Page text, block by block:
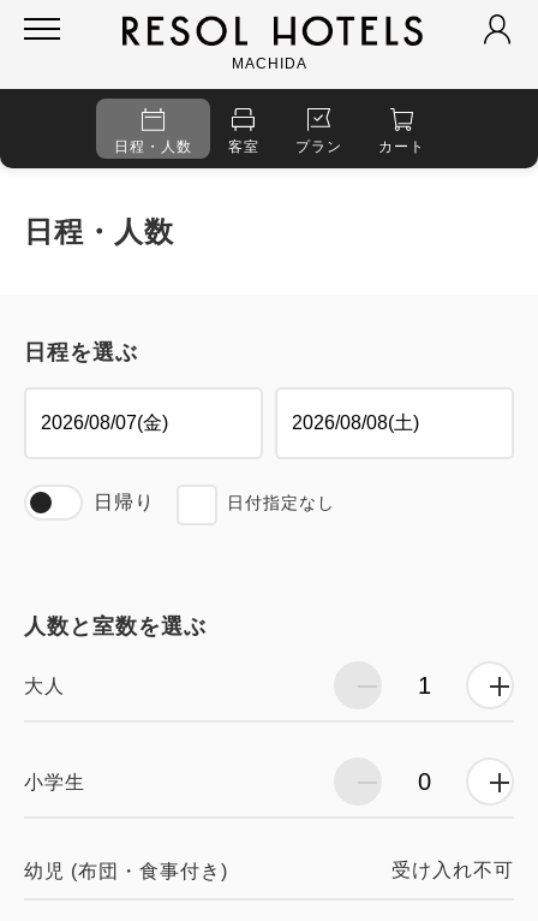
MACHIDA
日程・人数 客室 プラン カート
日程・人数
日程を選ぶ
日帰り 日付指定なし
人数と室数を選ぶ
大人
小学生
幼児 (布団・食事付き) 受け入れ不可